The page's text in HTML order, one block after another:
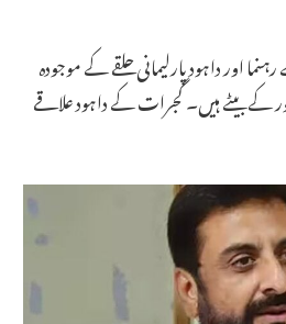
اور داہود پارلیمانی حلقے کے موجودہ
کے بیٹے ہیں۔ گجرات کے داہود علاقے